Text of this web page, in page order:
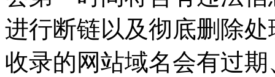
进行断链以及彻底删除
收录的网站域名会有过